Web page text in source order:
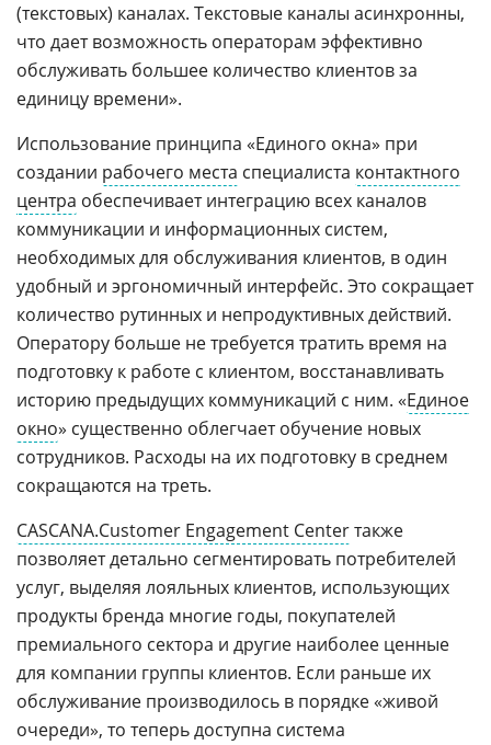
(текстовых) каналах. Текстовые каналы асинхронны,
что дает возможность операторам эффективно
обслуживать большее количество клиентов за
единицу времени».
Использование принципа «Единого окна» при
создании рабочего места специалиста контактного
центра обеспечивает интеграцию всех каналов
коммуникации и информационных систем,
необходимых для обслуживания клиентов, в один
удобный и эргономичный интерфейс. Это сокращает
количество рутинных и непродуктивных действий.
Оператору больше не требуется тратить время на
подготовку к работе с клиентом, восстанавливать
историю предыдущих коммуникаций с ним. «Единое
окно» существенно облегчает обучение новых
сотрудников. Расходы на их подготовку в среднем
сокращаются на треть.
CASCANA.Customer Engagement Centerтакже
позволяет детально сегментировать потребителей
услуг, выделяя лояльных клиентов, использующих
продукты бренда многие годы, покупателей
премиального сектора и другие наиболее ценные
для компании группы клиентов. Если раньше их
обслуживание производилось в порядке «живой
очереди», то теперь доступна система